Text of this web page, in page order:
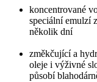
koncentrované
speciální emulzí
několik dní
změkčující a
oleje i výživné
působí